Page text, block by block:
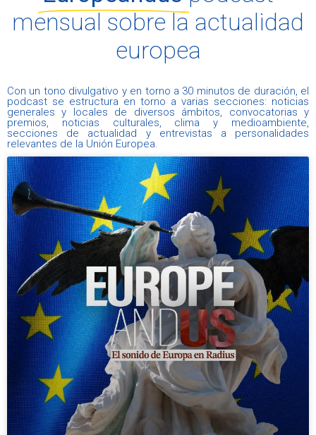
mensual sobre la actualidad
europea
Con un tono divulgativo y en torno a 30 minutos de duración, el
podcast se estructura en torno a varias secciones: noticias
generales y locales de diversos ámbitos, convocatorias y
premios, noticias culturales, clima y medioambiente,
secciones de actualidad y entrevistas a personalidades
relevantes de la Unión Europea.